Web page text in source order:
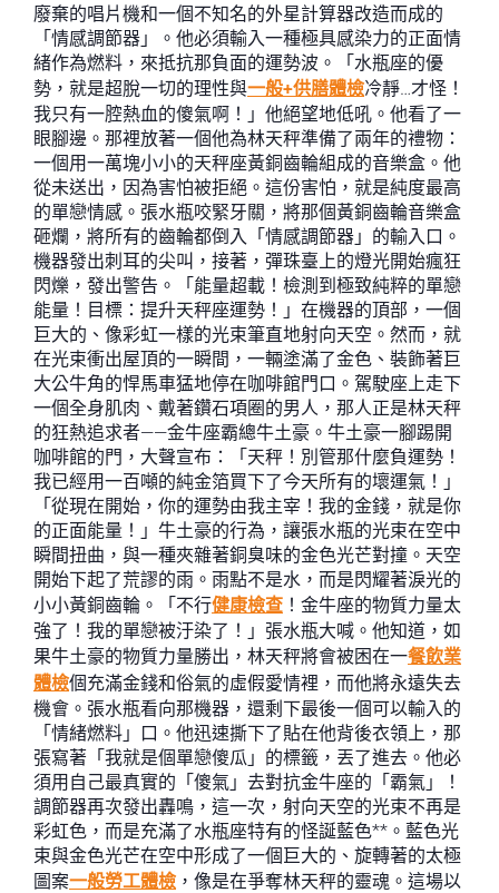
廢棄的唱片機和一個不知名的外星計算器改造而成的
「情感調節器」。他必須輸入一種極具感染力的正面情
緒作為燃料，來抵抗那負面的運勢波。「水瓶座的優
勢，就是超脫一切的理性與一般+供膳體檢冷靜…才怪！
我只有一腔熱血的傻氣啊！」他絕望地低吼。他看了一
眼腳邊。那裡放著一個他為林天秤準備了兩年的禮物：
一個用一萬塊小小的天秤座黃銅齒輪組成的音樂盒。他
從未送出，因為害怕被拒絕。這份害怕，就是純度最高
的單戀情感。張水瓶咬緊牙關，將那個黃銅齒輪音樂盒
砸爛，將所有的齒輪都倒入「情感調節器」的輸入口。
機器發出刺耳的尖叫，接著，彈珠臺上的燈光開始瘋狂
閃爍，發出警告。「能量超載！檢測到極致純粹的單戀
能量！目標：提升天秤座運勢！」在機器的頂部，一個
巨大的、像彩虹一樣的光束筆直地射向天空。然而，就
在光束衝出屋頂的一瞬間，一輛塗滿了金色、裝飾著巨
大公牛角的悍馬車猛地停在咖啡館門口。駕駛座上走下
一個全身肌肉、戴著鑽石項圈的男人，那人正是林天秤
的狂熱追求者——金牛座霸總牛土豪。牛土豪一腳踢開
咖啡館的門，大聲宣布：「天秤！別管那什麼負運勢！
我已經用一百噸的純金箔買下了今天所有的壞運氣！」
「從現在開始，你的運勢由我主宰！我的金錢，就是你
的正面能量！」牛土豪的行為，讓張水瓶的光束在空中
瞬間扭曲，與一種夾雜著銅臭味的金色光芒對撞。天空
開始下起了荒謬的雨。雨點不是水，而是閃耀著淚光的
小小黃銅齒輪。「不行健康檢查 ！金牛座的物質力量太
強了！我的單戀被汙染了！」張水瓶大喊。他知道，如
果牛土豪的物質力量勝出，林天秤將會被困在一餐飲業
體檢個充滿金錢和俗氣的虛假愛情裡，而他將永遠失去
機會。張水瓶看向那機器，還剩下最後一個可以輸入的
「情緒燃料」口。他迅速撕下了貼在他背後衣領上，那
張寫著「我就是個單戀傻瓜」的標籤，丟了進去。他必
須用自己最真實的「傻氣」去對抗金牛座的「霸氣」！
調節器再次發出轟鳴，這一次，射向天空的光束不再是
彩虹色，而是充滿了水瓶座特有的怪誕藍色**。藍色光
束與金色光芒在空中形成了一個巨大的、旋轉著的太極
圖案一般勞工體檢 ，像是在爭奪林天秤的靈魂。這場以